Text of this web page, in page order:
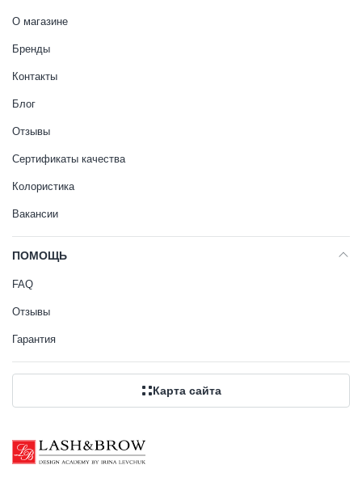
О магазине
Бренды
Контакты
Блог
Отзывы
Сертификаты качества
Колористика
Вакансии
ПОМОЩЬ
FAQ
Отзывы
Гарантия
Карта сайта